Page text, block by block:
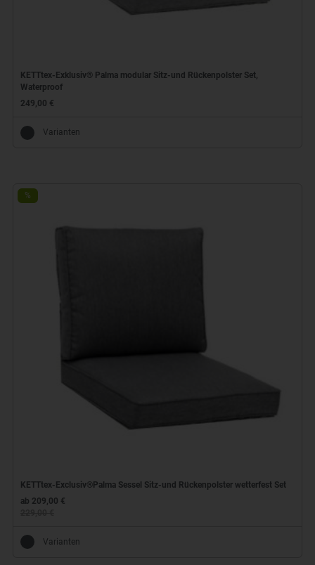
KETTtex-Exklusiv® Palma modular Sitz-und Rückenpolster Set,
Waterproof
249,00 €
Varianten
%
KETTtex-Exclusiv®Palma Sessel Sitz-und Rückenpolster wetterfest Set
ab 209,00 €
Varianten